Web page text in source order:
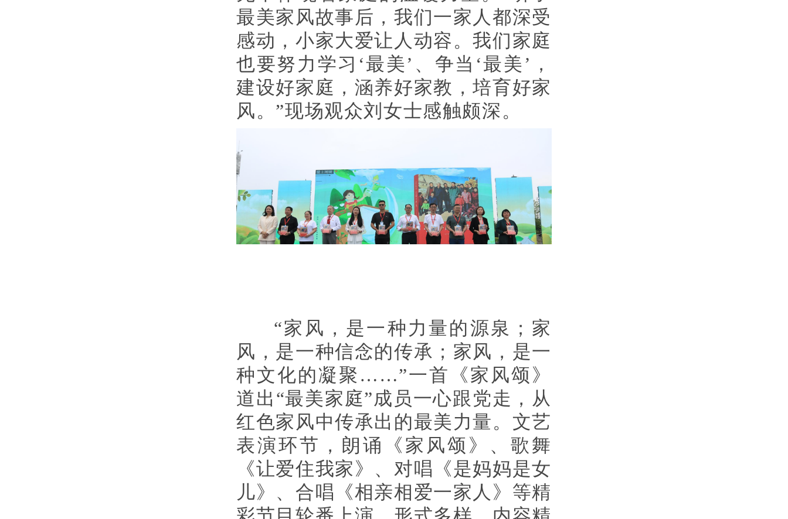
最美家风故事后，我们一家人都深受
感动，小家大爱让人动容。我们家庭
也要努力学习‘最美’、争当‘最美’，
建设好家庭，涵养好家教，培育好家
风。”现场观众刘女士感触颇深。
“家风，是一种力量的源泉；家
风，是一种信念的传承；家风，是一
种文化的凝聚……”一首《家风颂》
道出“最美家庭”成员一心跟党走，从
红色家风中传承出的最美力量。文艺
表演环节，朗诵《家风颂》、歌舞
《让爱住我家》、对唱《是妈妈是女
儿》、合唱《相亲相爱一家人》等精